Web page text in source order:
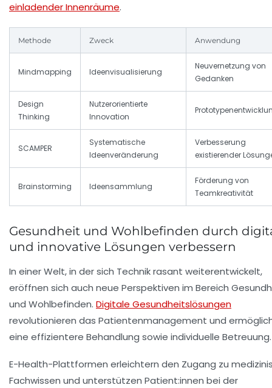
einladender Innenräume.
Methode Zweck Anwendung
Mindmapping Ideenvisualisierung
Neuvernetzung von
Gedanken
Design
Thinking
Nutzerorientierte
Innovation
SCAMPER
Systematische
Ideenveränderung
Verbesserung
existierender
Brainstorming Ideensammlung
Förderung von
Teamkreativität
Gesundheit und Wohlbefinden durch
und innovative Lösungen verbessern
In einer Welt, in der sich Technik rasant weiterentwickelt,
eröffnen sich auch neue Perspektiven im Bereich
und Wohlbefinden. Digitale Gesundheitslösungen
revolutionieren das Patientenmanagement und
eine effizientere Behandlung sowie individuelle Betreuung.
E-Health-Plattformen erleichtern den Zugang zu
Fachwissen und unterstützen Patient:innen bei der